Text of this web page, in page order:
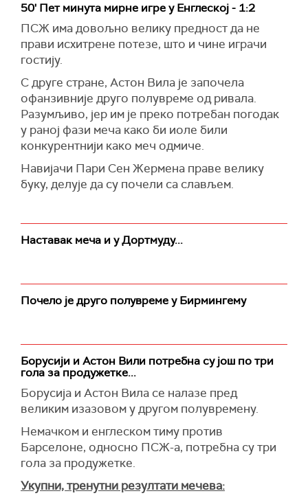
50' Пет минута мирне игре у Енглеској - 1:2
ПСЖ има довољно велику предност да не
прави исхитрене потезе, што и чине играчи
гостију.
С друге стране, Астон Вила је започела
офанзивније друго полувреме од ривала.
Разумљиво, јер им је преко потребан погодак
у раној фази меча како би иоле били
конкурентнији како меч одмиче.
Навијачи Пари Сен Жермена праве велику
буку, делује да су почели са слављем.
Наставак меча и у Дортмуду...
Почело је друго полувреме у Бирмингему
Борусији и Астон Вили потребна су још по три
гола за продужетке...
Борусија и Астон Вила се налазе пред
великим изазовом у другом полувремену.
Немачком и енглеском тиму против
Барселоне, односно ПСЖ-а, потребна су три
гола за продужетке.
Укупни, тренутни резултати мечева: